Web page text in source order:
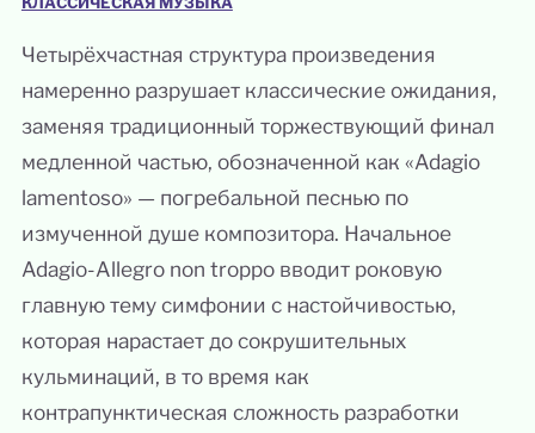
Четырёхчастная структура произведения
намеренно разрушает классические ожидания,
заменяя традиционный торжествующий финал
медленной частью, обозначенной как «Adagio
lamentoso» — погребальной песнью по
измученной душе композитора. Начальное
Adagio-Allegro non troppo вводит роковую
главную тему симфонии с настойчивостью,
которая нарастает до сокрушительных
кульминаций, в то время как
контрапунктическая сложность разработки